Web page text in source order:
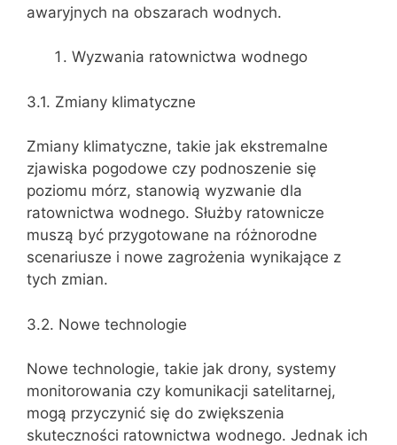
awaryjnych na obszarach wodnych.
Wyzwania ratownictwa wodnego
3.1. Zmiany klimatyczne
Zmiany klimatyczne, takie jak ekstremalne
zjawiska pogodowe czy podnoszenie się
poziomu mórz, stanowią wyzwanie dla
ratownictwa wodnego. Służby ratownicze
muszą być przygotowane na różnorodne
scenariusze i nowe zagrożenia wynikające z
tych zmian.
3.2. Nowe technologie
Nowe technologie, takie jak drony, systemy
monitorowania czy komunikacji satelitarnej,
mogą przyczynić się do zwiększenia
skuteczności ratownictwa wodnego. Jednak ich